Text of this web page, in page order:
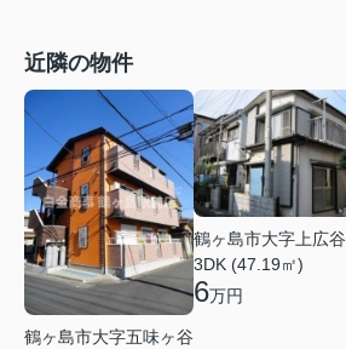
近隣の物件
鶴ヶ島市大字五味ヶ谷
鶴ヶ島市大字上広谷
3DK (47.19㎡)
6万円